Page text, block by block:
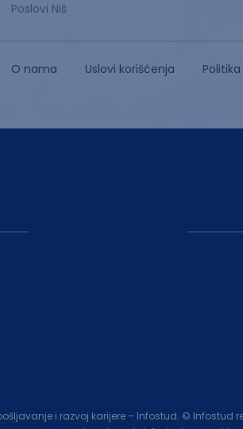
Poslovi Niš
O nama Uslovi korišćenja
i razvoj karijere – Infostud. © Infostud